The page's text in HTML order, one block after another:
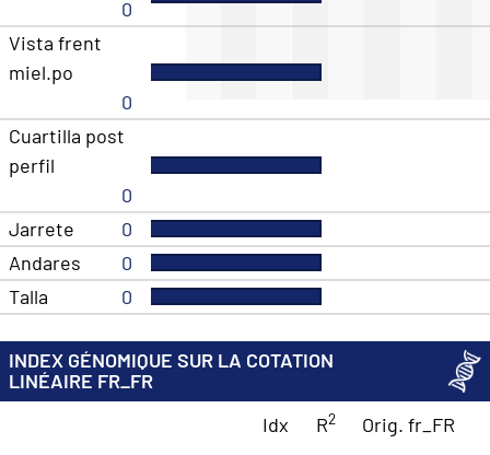
0
Vista frent
miel.po
0
Cuartilla post
perfil
0
Jarrete
0
Andares
0
Talla
0
INDEX GÉNOMIQUE SUR LA COTATION
LINÉAIRE FR_FR
Idx
R2 Orig. fr_FR